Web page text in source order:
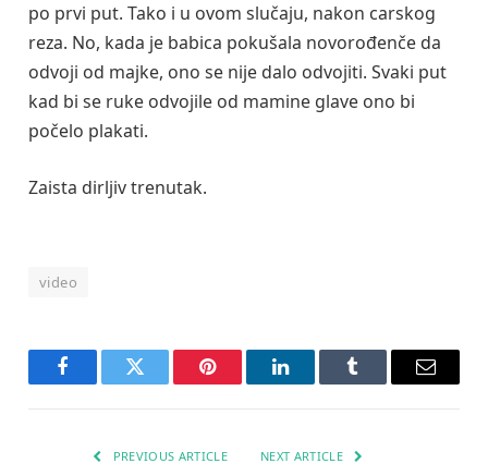
po prvi put. Tako i u ovom slučaju, nakon carskog
reza. No, kada je babica pokušala novorođenče da
odvoji od majke, ono se nije dalo odvojiti. Svaki put
kad bi se ruke odvojile od mamine glave ono bi
počelo plakati.
Zaista dirljiv trenutak.
video
FacebookTwitter Pinterest LinkedInTumblr Email
PREVIOUS ARTICLE NEXT ARTICLE